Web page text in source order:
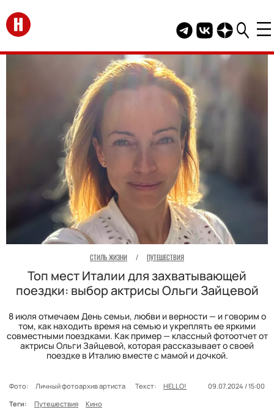
Перейти на главную
Telegram канал
Группа HELLO
Канал
СТИЛЬ ЖИЗНИ / ПУТЕШЕСТВИЯ
Топ мест Италии для захватывающей
поездки: выбор актрисы Ольги Зайцевой
8 июля отмечаем День семьи, любви и верности — и говорим о
том, как находить время на семью и укреплять ее яркими
совместными поездками. Как пример — классный фотоотчет от
актрисы Ольги Зайцевой, которая рассказывает о своей
поездке в Италию вместе с мамой и дочкой.
Фото: Личный фотоархив артиста Текст: HELLO!
09.07.2024 / 15:00
Теги:
Путешествия Кино